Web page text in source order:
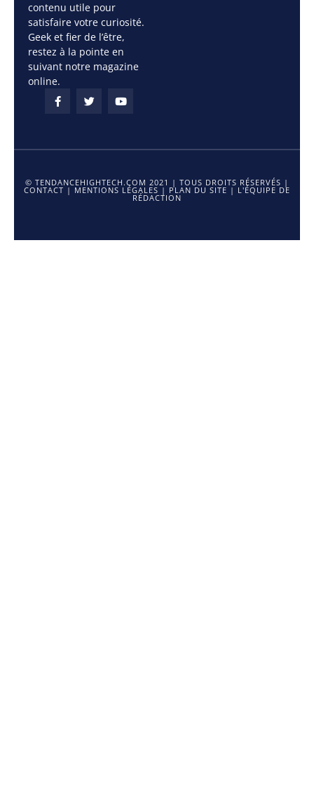
contenu utile pour
satisfaire votre curiosité.
Geek et fier de l’être,
restez à la pointe en
suivant notre magazine
online.
© TENDANCEHIGHTECH.COM 2021 | TOUS DROITS RÉSERVÉS |
CONTACT | MENTIONS LÉGALES | PLAN DU SITE | L'ÉQUIPE DE
RÉDACTION